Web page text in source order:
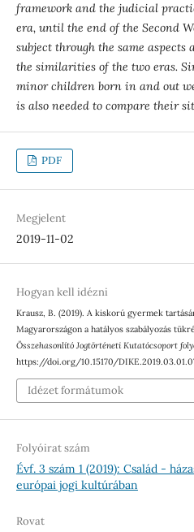
framework and the judicial
era, until the end of the Second
subject through the same
the similarities of the two eras.
minor children born in and out
is also needed to compare their
PDF
Megjelent
2019-11-02
Hogyan kell idézni
Krausz, B. (2019). A kiskorú gyermek
Magyarországon a hatályos szabályozás
Összehasonlító Jogtörténeti Kutatócsoport
https://doi.org/10.15170/
Idézet formátumok
Folyóirat szám
Évf. 3 szám 1 (2019): Család -
európai jogi kultúrában
Rovat